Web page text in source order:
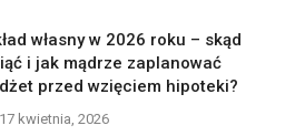
własny w 2026 roku – skąd
i jak mądrze zaplanować
przed wzięciem hipoteki?
17 kwietnia, 2026